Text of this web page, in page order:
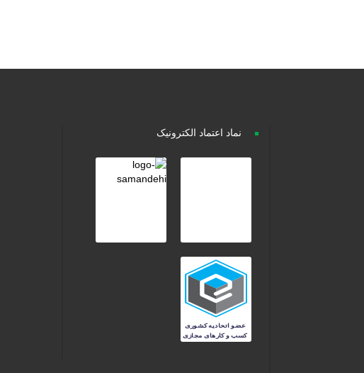
نماد اعتماد الکترونیک